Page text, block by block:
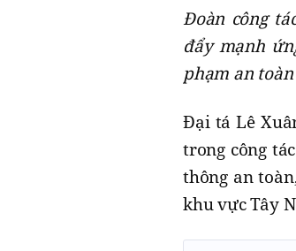
Đoàn công
đẩy mạnh
phạm an
Đại tá Lê
trong công
thông an
khu vực Tây